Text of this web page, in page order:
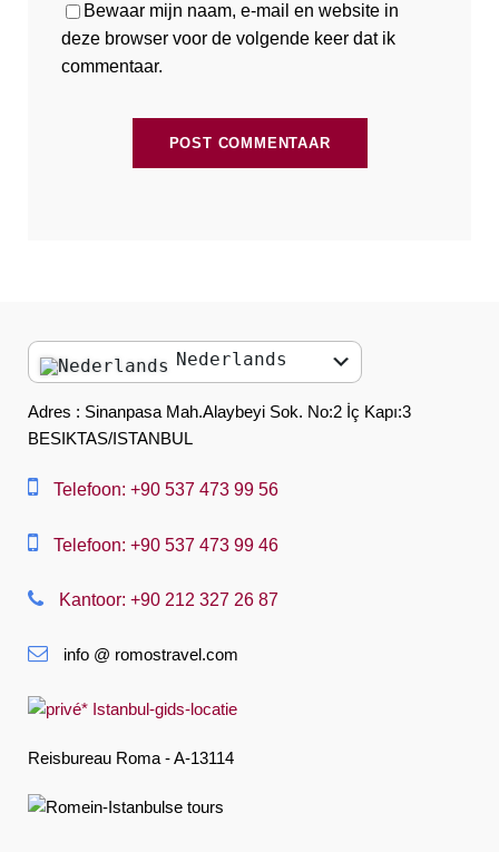
Bewaar mijn naam, e-mail en website in
deze browser voor de volgende keer dat ik
commentaar.
Nederlands
English
العربية
中文
Suomi
Français
Adres : Sinanpasa Mah.Alaybeyi Sok. No:2 İç Kapı:3
BESIKTAS/ISTANBUL
Telefoon: +90 537 473 99 56
Telefoon: +90 537 473 99 46
Kantoor: +90 212 327 26 87
info @ romostravel.com
Reisbureau Roma - A-13114